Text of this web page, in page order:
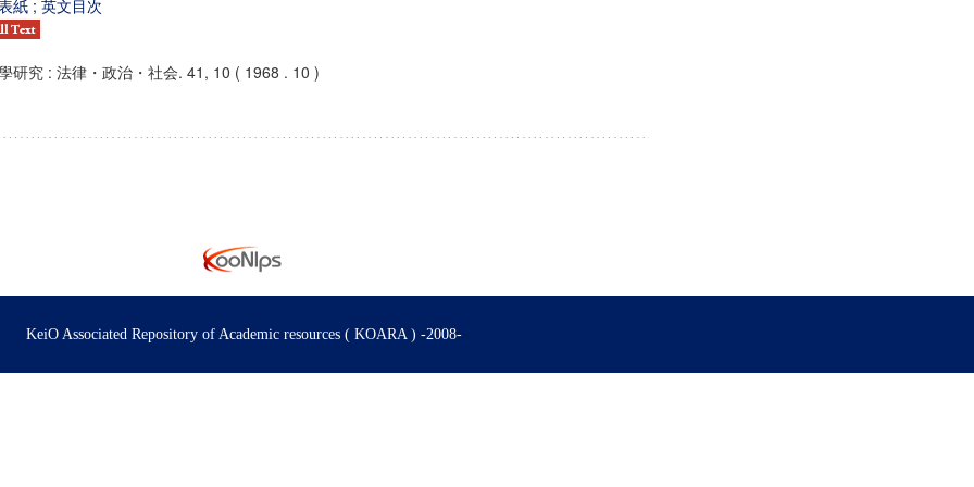
紙 ; 英文目次
研究 : 法律・政治・社会. 41, 10 ( 1968 . 10 )
KeiO Associated Repository of Academic resources ( KOARA ) -2008-